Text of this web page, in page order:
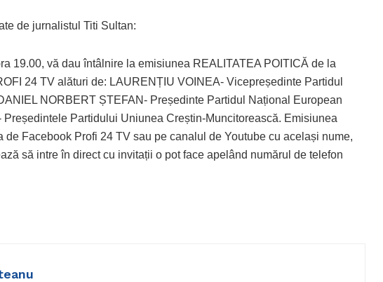
de jurnalistul Titi Sultan:
19.00, vă dau întâlnire la emisiunea REALITATEA POITICĂ de la
24 TV alături de: LAURENȚIU VOINEA- Vicepreședinte Partidul
NORBERT ȘTEFAN- Președinte Partidul Național European
Președintele Partidului Uniunea Creștin-Muncitorească. Emisiunea
de Facebook Profi 24 TV sau pe canalul de Youtube cu același nume,
să intre în direct cu invitații o pot face apelând numărul de telefon